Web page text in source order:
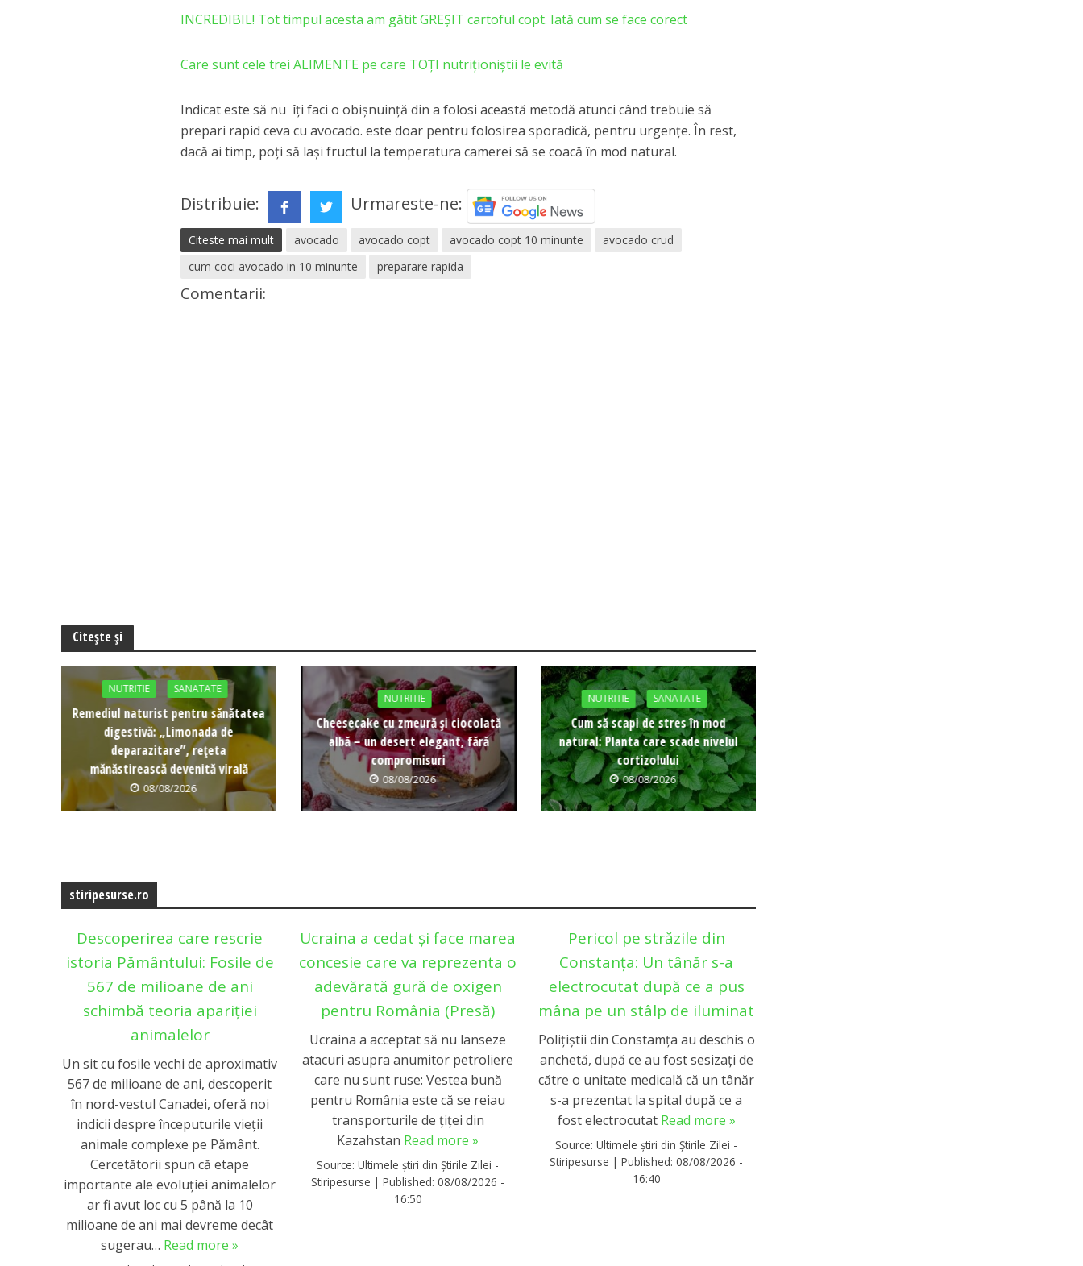
INCREDIBIL! Tot timpul acesta am gătit GREȘIT cartoful copt. Iată cum se face corect
Care sunt cele trei ALIMENTE pe care TOȚI nutriționiștii le evită
Indicat este să nu îți faci o obișnuință din a folosi această metodă atunci când trebuie să
prepari rapid ceva cu avocado. este doar pentru folosirea sporadică, pentru urgențe. În rest,
dacă ai timp, poţi să laşi fructul la temperatura camerei să se coacă în mod natural.
Distribuie: Urmareste-ne:
Citeste mai mult avocado avocado copt avocado copt 10 minunte
avocado crud
cum coci avocado in 10 minunte
preparare rapida
Comentarii:
Citește și
NUTRITIE SANATATE
Remediul naturist pentru sănătatea
digestivă: „Limonada de
deparazitare”, rețeta
mănăstirească devenită virală
08/08/2026
NUTRITIE
Cheesecake cu zmeură și ciocolată
albă – un desert elegant, fără
compromisuri
08/08/2026
NUTRITIE SANATATE
Cum să scapi de stres în mod
natural: Planta care scade nivelul
cortizolului
08/08/2026
stiripesurse.ro
Descoperirea care rescrie
istoria Pământului: Fosile de
567 de milioane de ani
schimbă teoria apariției
animalelor
Un sit cu fosile vechi de aproximativ
567 de milioane de ani, descoperit
în nord-vestul Canadei, oferă noi
indicii despre începuturile vieții
animale complexe pe Pământ.
Cercetătorii spun că etape
importante ale evoluției animalelor
ar fi avut loc cu 5 până la 10
milioane de ani mai devreme decât
sugerau… Read more »
Ucraina a cedat și face marea
concesie care va reprezenta o
adevărată gură de oxigen
pentru România (Presă)
Ucraina a acceptat să nu lanseze
atacuri asupra anumitor petroliere
care nu sunt ruse: Vestea bună
pentru România este că se reiau
transporturile de țiței din
Kazahstan Read more »
Source:Ultimele știri din Știrile Zilei -
Stiripesurse |Published:08/08/2026 -
16:50
Pericol pe străzile din
Constanţa: Un tânăr s-a
electrocutat după ce a pus
mâna pe un stâlp de iluminat
Poliţiştii din Constamţa au deschis o
anchetă, după ce au fost sesizaţi de
către o unitate medicală că un tânăr
s-a prezentat la spital după ce a
fost electrocutat Read more »
Source:Ultimele știri din Știrile Zilei -
Stiripesurse |Published:08/08/2026 -
16:40